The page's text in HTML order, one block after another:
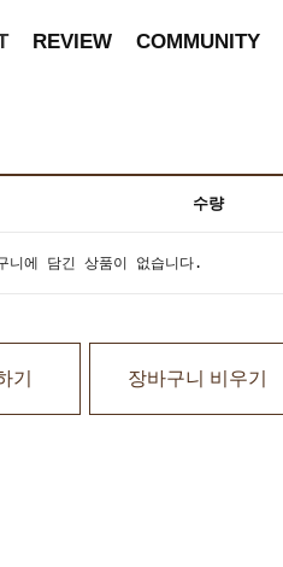
REVIEW COMMUNITY
수량
니에 담긴 상품이 없습니다.
기 장바구니 비우기